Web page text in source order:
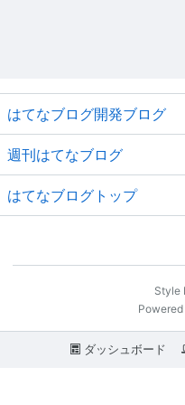
はてなブログ開発ブログ
週刊はてなブログ
はてなブログトップ
Style
Powered
ダッシュボード